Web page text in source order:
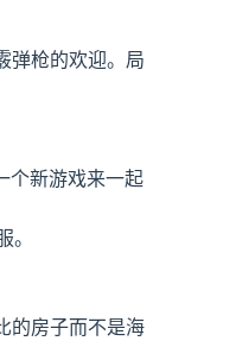
弹枪的欢迎。局
个新游戏来一起
的房子而不是海